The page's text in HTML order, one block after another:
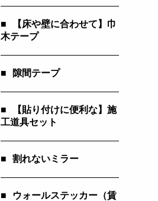
■
【床や壁に合わせて】巾
木テープ
■ 隙間テープ
■
【貼り付けに便利な】施
工道具セット
■ 割れないミラー
■
ウォールステッカー（賃